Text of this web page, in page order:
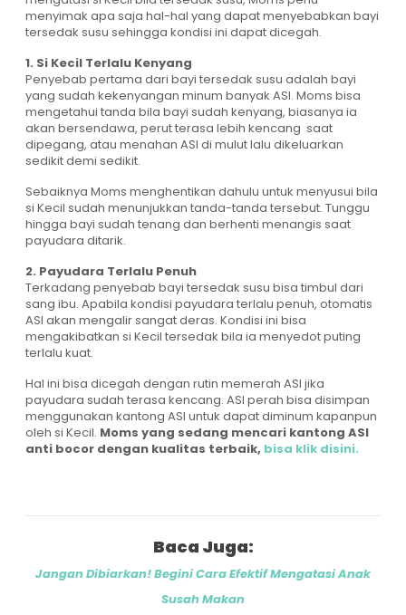
menyimak apa saja hal-hal yang dapat menyebabkan bayi
tersedak susu sehingga kondisi ini dapat dicegah.
1. Si Kecil Terlalu Kenyang
Penyebab pertama dari bayi tersedak susu adalah bayi
yang sudah kekenyangan minum banyak ASI. Moms bisa
mengetahui tanda bila bayi sudah kenyang, biasanya ia
akan bersendawa, perut terasa lebih kencang saat
dipegang, atau menahan ASI di mulut lalu dikeluarkan
sedikit demi sedikit.
Sebaiknya Moms menghentikan dahulu untuk menyusui bila
si Kecil sudah menunjukkan tanda-tanda tersebut. Tunggu
hingga bayi sudah tenang dan berhenti menangis saat
payudara ditarik.
2. Payudara Terlalu Penuh
Terkadang penyebab bayi tersedak susu bisa timbul dari
sang ibu. Apabila kondisi payudara terlalu penuh, otomatis
ASI akan mengalir sangat deras. Kondisi ini bisa
mengakibatkan si Kecil tersedak bila ia menyedot puting
terlalu kuat.
Hal ini bisa dicegah dengan rutin memerah ASI jika
payudara sudah terasa kencang. ASI perah bisa disimpan
menggunakan kantong ASI untuk dapat diminum kapanpun
oleh si Kecil. Moms yang sedang mencari kantong ASI
anti bocor dengan kualitas terbaik, bisa klik disini.
Baca Juga:
Jangan Dibiarkan! Begini Cara Efektif Mengatasi Anak
Susah Makan